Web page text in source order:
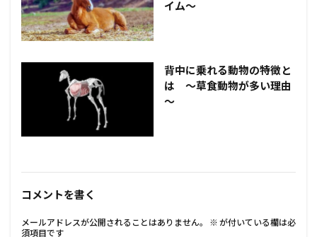
イム～
背中に乗れる動物の特徴と
は ～草食動物が多い理由
～
コメントを書く
メールアドレスが公開されることはありません。 ※ が付いている欄は必
須項目です